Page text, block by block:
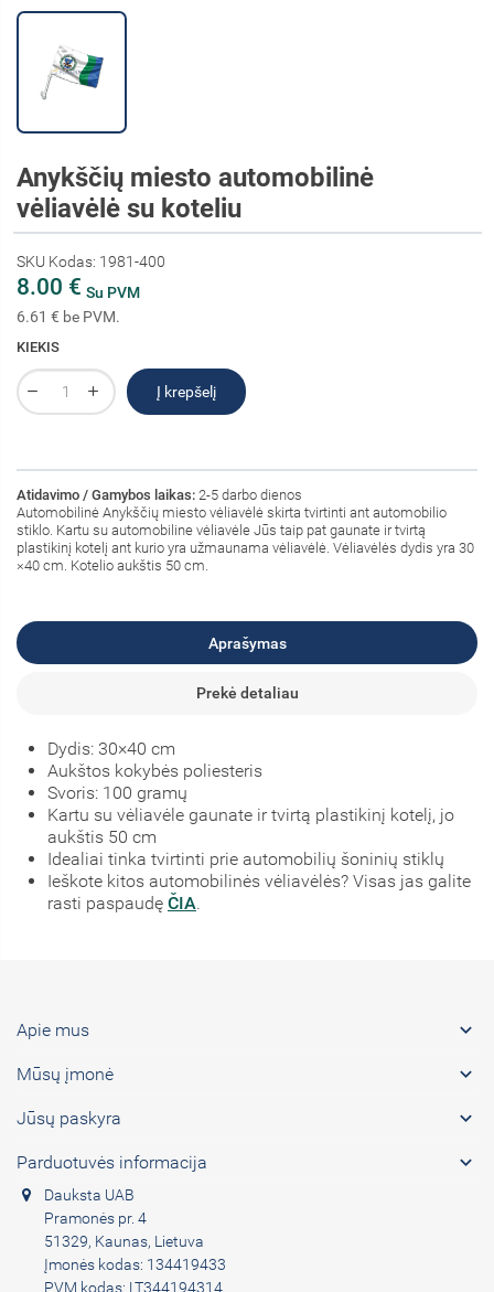
Anykščių miesto automobilinė
vėliavėlė su koteliu
SKU Kodas: 1981-400
8.00 € Su PVM
6.61 € be PVM.
KIEKIS
Į krepšelį
Atidavimo / Gamybos laikas: 2-5 darbo dienos
Automobilinė Anykščių miesto vėliavėlė skirta tvirtinti ant automobilio
stiklo. Kartu su automobiline vėliavėle Jūs taip pat gaunate ir tvirtą
plastikinį kotelį ant kurio yra užmaunama vėliavėlė. Vėliavėlės dydis yra 30
×40 cm. Kotelio aukštis 50 cm.
Aprašymas
Prekė detaliau
Dydis: 30×40 cm
Aukštos kokybės poliesteris
Svoris: 100 gramų
Kartu su vėliavėle gaunate ir tvirtą plastikinį kotelį, jo
aukštis 50 cm
Idealiai tinka tvirtinti prie automobilių šoninių stiklų
Ieškote kitos automobilinės vėliavėlės? Visas jas galite
rasti paspaudę ČIA.
Apie mus 
Mūsų įmonė 
Jūsų paskyra 
Parduotuvės informacija 
Dauksta UAB
Pramonės pr. 4
51329, Kaunas, Lietuva
Įmonės kodas: 134419433
PVM kodas: LT344194314